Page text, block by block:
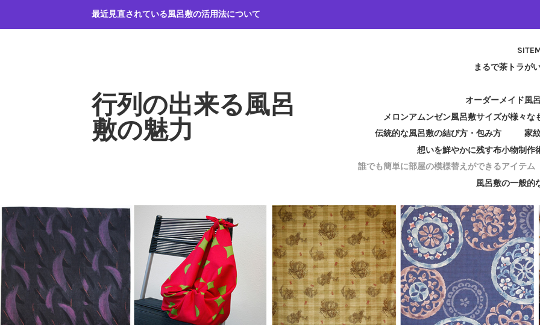
最近見直されている風呂敷の活用法について
行列の出来る風呂
敷の魅力
まるで茶トラが
オーダーメイド風
メロンアムンゼン風呂敷サイズが様々な
伝統的な風呂敷の結び方・包み方
家
想いを鮮やかに残す布小物制作
誰でも簡単に部屋の模様替えができるアイテム
風呂敷の一般的